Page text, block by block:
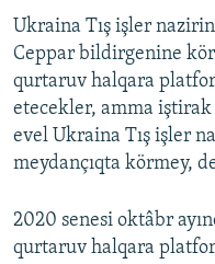
Ukraina Tış işler
Ceppar bildirgenine
qurtaruv halqara
etecekler, amma
evel Ukraina Tış işler
meydançıqta körmey,
2020 senesi oktâbr
qurtaruv halqara